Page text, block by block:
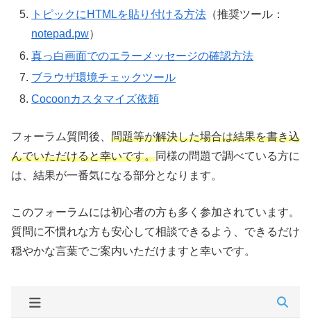
トピックにHTMLを貼り付ける方法 （推奨ツール：
notepad.pw）
真っ白画面でのエラーメッセージの確認方法
ブラウザ環境チェックツール
Cocoonカスタマイズ依頼
フォーラム質問後、 問題等が解決した場合は結果を書き込
んでいただけると幸いです。同様の問題で調べている方に
は、結果が一番気になる部分となります。
このフォーラムには初心者の方も多く参加されています。
質問に不慣れな方も安心して相談できるよう、できるだけ
穏やかな言葉でご案内いただけますと幸いです。